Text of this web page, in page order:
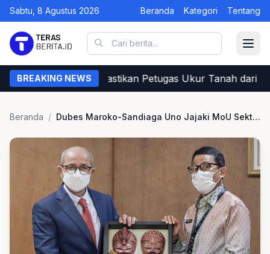
Sabtu, 8 Agustus 2026 Beranda Kategori Tentang
BREAKING NEWS
Cara Warga Memastikan Petugas Ukur Tanah dari
Beranda / Dubes Maroko-Sandiaga Uno Jajaki MoU Sektor Ekonomi Kreatif dan Penyelenggaraan Event Internasional